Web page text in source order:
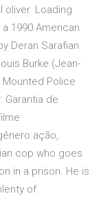
oliver. Loading
1990 American
Deran Sarafian
Burke (Jean-
Mounted Police
de
ação,
cop who goes
in a prison. He is
of